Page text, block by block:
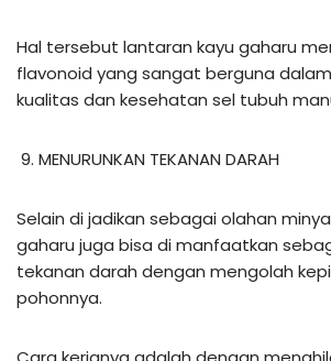
Hal tersebut lantaran kayu gaharu
flavonoid yang sangat berguna
kualitas dan kesehatan sel tubuh
MENURUNKAN TEKANAN DARAH
Selain di jadikan sebagai olahan
gaharu juga bisa di manfaatkan
tekanan darah dengan mengolah
pohonnya.